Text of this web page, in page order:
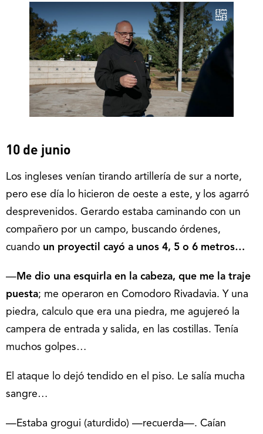
10 de junio
Los ingleses venían tirando artillería de sur a norte,
pero ese día lo hicieron de oeste a este, y los agarró
desprevenidos. Gerardo estaba caminando con un
compañero por un campo, buscando órdenes,
cuando un proyectil cayó a unos 4, 5 o 6 metros…
—Me dio una esquirla en la cabeza, que me la traje
puesta; me operaron en Comodoro Rivadavia. Y una
piedra, calculo que era una piedra, me agujereó la
campera de entrada y salida, en las costillas. Tenía
muchos golpes…
El ataque lo dejó tendido en el piso. Le salía mucha
sangre…
—Estaba grogui (aturdido) —recuerda—. Caían